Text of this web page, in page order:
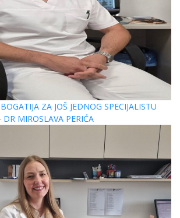
ZA JOŠ JEDNOG SPECIJALISTU
MIROSLAVA PERIĆA